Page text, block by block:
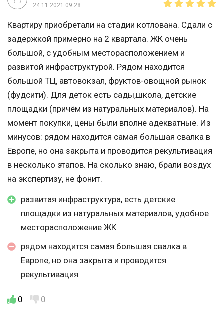
24.11.2021 09:28
Квартиру приобретали на стадии котлована. Сдали с
задержкой примерно на 2 квартала. ЖК очень
большой, с удобным месторасположением и
развитой инфраструктурой. Рядом находится
большой ТЦ, автовокзал, фруктов-овощной рынок
(фудсити). Для деток есть сады,школа, детские
площадки (причём из натуральных материалов). На
момент покупки, цены были вполне адекватные. Из
минусов: рядом находится самая большая свалка в
Европе, но она закрыта и проводится рекультивация
в несколько этапов. На сколько знаю, брали воздух
на экспертизу, не фонит.
развитая инфраструктура, есть детские
площадки из натуральных материалов, удобное
месторасположение ЖК
рядом находится самая большая свалка в
Европе, но она закрыта и проводится
рекультивация
0 0